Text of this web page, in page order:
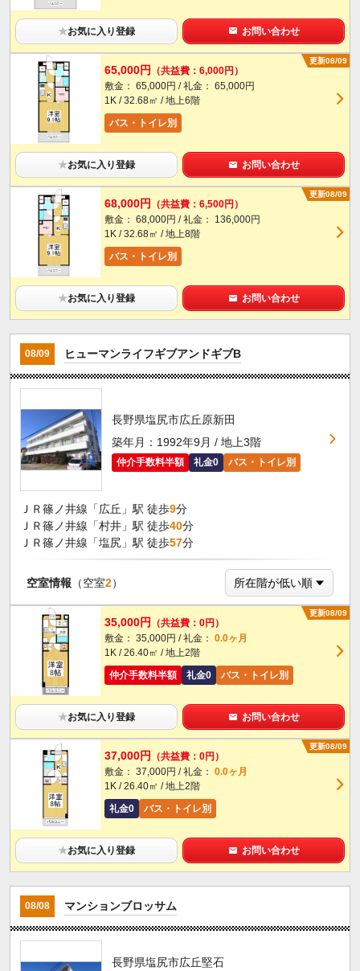
★お気に入り登録 お問い合わせ
更新08/09
65,000円
（共益費：6,000円）
敷金： 65,000円 / 礼金： 65,000円
1K / 32.68㎡ / 地上6階
バス・トイレ別
★お気に入り登録 お問い合わせ
更新08/09
68,000円
（共益費：6,500円）
敷金： 68,000円 / 礼金： 136,000円
1K / 32.68㎡ / 地上8階
バス・トイレ別
★お気に入り登録 お問い合わせ
08/09 ヒューマンライフギブアンドギブB
長野県塩尻市広丘原新田
築年月：1992年9月 / 地上3階
仲介手数料半額 礼金0 バス・トイレ別
ＪＲ篠ノ井線「広丘」駅 徒歩9分
ＪＲ篠ノ井線「村井」駅 徒歩40分
ＪＲ篠ノ井線「塩尻」駅 徒歩57分
空室情報 （空室2）
更新08/09
35,000円
（共益費：0円）
敷金： 35,000円 / 礼金： 0.0ヶ月
1K / 26.40㎡ / 地上2階
仲介手数料半額
礼金0 バス・トイレ別
★お気に入り登録 お問い合わせ
更新08/09
37,000円
（共益費：0円）
敷金： 37,000円 / 礼金： 0.0ヶ月
1K / 26.40㎡ / 地上2階
礼金0
バス・トイレ別
★お気に入り登録 お問い合わせ
08/08 マンションブロッサム
長野県塩尻市広丘堅石